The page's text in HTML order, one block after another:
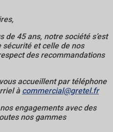
45 ans, notre société s’est
et celle de nos
des recommandations
accueillent par téléphone
à commercial@gretel.fr
engagements avec des
nos gammes